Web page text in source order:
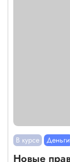
В курсе Деньги
Новые